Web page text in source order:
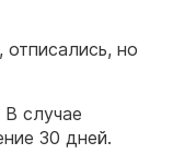
отписались, но
случае
30 дней.